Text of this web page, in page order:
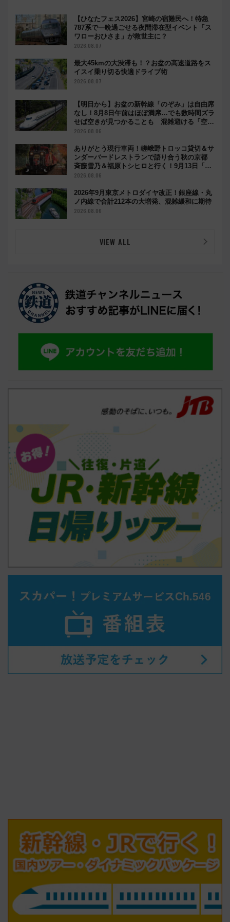
【ひなたフェス2026】宮崎の宿難民へ！特急
787系で一晩過ごせる夜間滞在型イベント「ス
ワローおひさま」が救世主に？
2026.08.07
最大45kmの大渋滞も！？お盆の高速道路をス
イスイ乗り切る快適ドライブ術
2026.08.07
【明日から】お盆の新幹線「のぞみ」は自由席
なし！8月8日午前はほぼ満席…でも数時間ズラ
せば空きが見つかることも 混雑避ける「空
席」探しのコツ
2026.08.06
ありがとう現行車両！嵯峨野トロッコ貸切＆サ
ンダーバードレストランで語り合う秋の京都
斉藤雪乃＆福原トシヒロと行く！9月13日「京
都の鉄道満喫ツアー」開催
2026.08.06
2026年9月東京メトロダイヤ改正！銀座線・丸
ノ内線で合計212本の大増発、混雑緩和に期待
2026.08.06
VIEW ALL